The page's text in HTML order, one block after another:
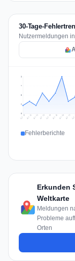
30-Tage-
Nutzermeldungen
2
5
7
9
Jul 10 Jul 11 Jul 12 Jul 13 Jul 14 Jul 15 Jul 16 Jul 17 Jul
Fehlerberichte
Erkunden
Weltkarte
Meldungen
Probleme
Orten